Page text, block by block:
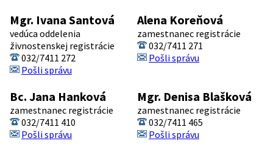
Mgr. Ivana Santová
vedúca oddelenia
živnostenskej registrácie
032/7411 272
Pošli správu
Alena Koreňová
zamestnanec registrácie
032/7411 271
Pošli správu
Bc. Jana Hanková
zamestnanec registrácie
032/7411 410
Pošli správu
Mgr. Denisa Blašková
zamestnanec registrácie
032/7411 465
Pošli správu